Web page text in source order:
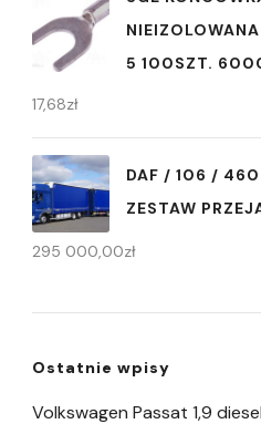
5 100SZT.
17,68zł
DAF / 106 /
ZESTAW
295 000,00zł
Ostatnie wpisy
Volkswagen Passat 1,9